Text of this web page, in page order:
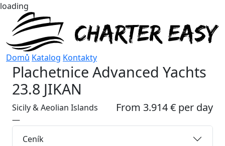
loading
Domů Katalog Kontakty
Plachetnice Advanced Yachts
23.8 JIKAN
From 3.914 € per day
Sicily & Aeolian Islands
—
Ceník